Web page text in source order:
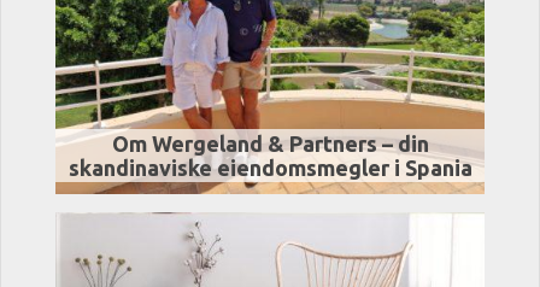
Om Wergeland & Partners – din
skandinaviske eiendomsmegler i Spania